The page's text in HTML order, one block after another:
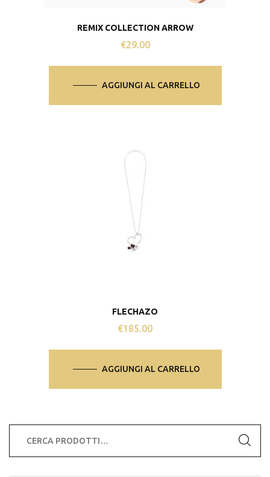
REMIX COLLECTION ARROW
€29.00
AGGIUNGI AL CARRELLO
FLECHAZO
€185.00
AGGIUNGI AL CARRELLO